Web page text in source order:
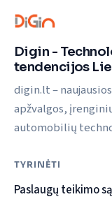
Digin -
tendencijos
digin.lt –
apžvalgos,
automobilių
TYRINĖTI
Paslaugų teikimo